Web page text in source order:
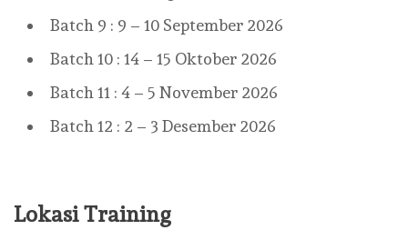
Batch 9 : 9 – 10 September 2026
Batch 10 : 14 – 15 Oktober 2026
Batch 11 : 4 – 5 November 2026
Batch 12 : 2 – 3 Desember 2026
Lokasi Training